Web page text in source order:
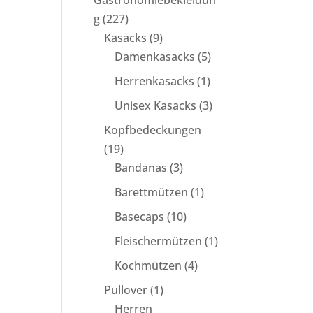
g 227227
Produkte
Kasacks 99
Produkte
Damenkasacks 55
Produkte
Herrenkasacks 11
Produkt
Unisex Kasacks 33
Kopfbedeckungen
1919
Produkte
Bandanas 33
Produkte
Barettmützen 11
Basecaps 1010
Produkte
Fleischermützen 11
Kochmützen 44
Pullover 11
Herren